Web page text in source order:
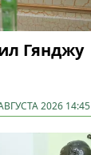
Гянджу
2026 14:45